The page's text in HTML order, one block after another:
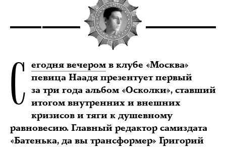
С егодня вечером в клубе «Москва»
певица Наадя презентует первый
за три года альбом «Осколки», ставший
итогом внутренних и внешних
кризисов и тяги к душевному
равновесию. Главный редактор самиздата
«Батенька, да вы трансформер» Григорий